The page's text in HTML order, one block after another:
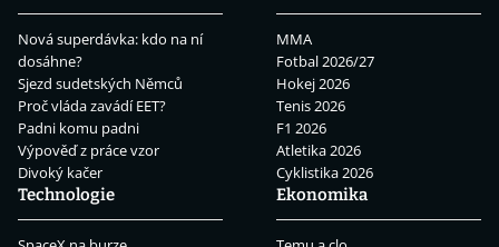
Nová superdávka: kdo na ní
dosáhne?
Sjezd sudetských Němců
Proč vláda zavádí EET?
Padni komu padni
Výpověď z práce vzor
Divoký kačer
MMA
Fotbal 2026/27
Hokej 2026
Tenis 2026
F1 2026
Atletika 2026
Cyklistika 2026
Technologie
Ekonomika